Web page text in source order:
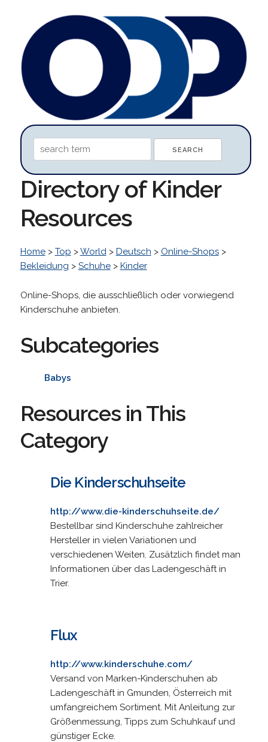
Directory of Kinder
Resources
Home> Top >World> Deutsch > Online-Shops>
Bekleidung > Schuhe> Kinder
Online-Shops, die ausschließlich oder vorwiegend
Kinderschuhe anbieten.
Subcategories
Babys
Resources in This
Category
Die Kinderschuhseite
http://www.die-kinderschuhseite.de/
Bestellbar sind Kinderschuhe zahlreicher
Hersteller in vielen Variationen und
verschiedenen Weiten. Zusätzlich findet man
Informationen über das Ladengeschäft in
Trier.
Flux
http://www.kinderschuhe.com/
Versand von Marken-Kinderschuhen ab
Ladengeschäft in Gmunden, Österreich mit
umfangreichem Sortiment. Mit Anleitung zur
Größenmessung, Tipps zum Schuhkauf und
günstiger Ecke.